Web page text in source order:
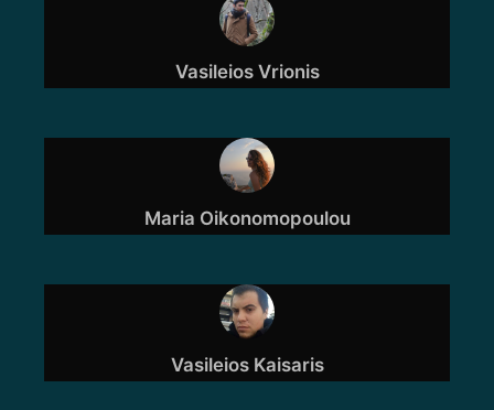
Vasileios Vrionis
Maria Oikonomopoulou
Vasileios Kaisaris